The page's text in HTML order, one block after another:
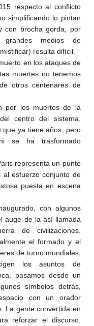
respecto al conflicto
simplificando lo pintan
con brocha gorda, por
medios de
resulta difícil.
en los ataques de
muertes no tenemos
otros centenares de
por los muertos de la
centro del sistema,
que ya tiene años, pero
se ha trasformado
representa un punto
al esfuerzo conjunto de
puesta en escena
con algunos
auge de la así llamada
de civilizaciones.
el formado y el
de turno mundiales,
los asuntos de
pasamos desde un
símbolos detrás,
con un orador
La gente convertida en
reforzar el discurso,